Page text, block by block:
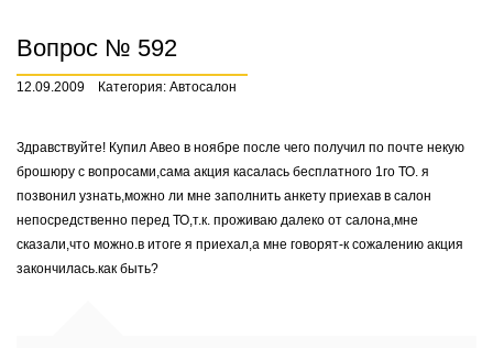
Вопрос № 592
12.09.2009 Категория: Автосалон
Здравствуйте! Купил Авео в ноябре после чего получил по почте некую
брошюру с вопросами,сама акция касалась бесплатного 1го ТО. я
позвонил узнать,можно ли мне заполнить анкету приехав в салон
непосредственно перед ТО,т.к. проживаю далеко от салона,мне
сказали,что можно.в итоге я приехал,а мне говорят-к сожалению акция
закончилась.как быть?